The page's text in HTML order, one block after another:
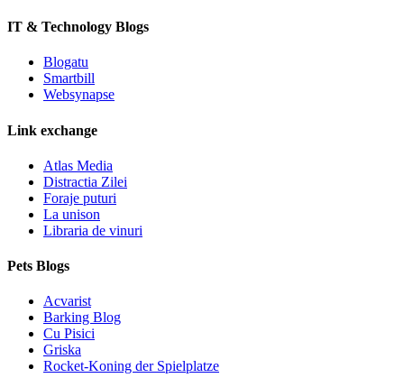
IT & Technology Blogs
Blogatu
Smartbill
Websynapse
Link exchange
Atlas Media
Distractia Zilei
Foraje puturi
La unison
Libraria de vinuri
Pets Blogs
Acvarist
Barking Blog
Cu Pisici
Griska
Rocket-Koning der Spielplatze